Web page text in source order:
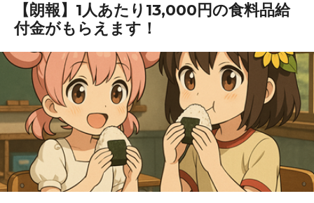
【朗報】1人あたり13,000円の食料品給
付金がもらえます！